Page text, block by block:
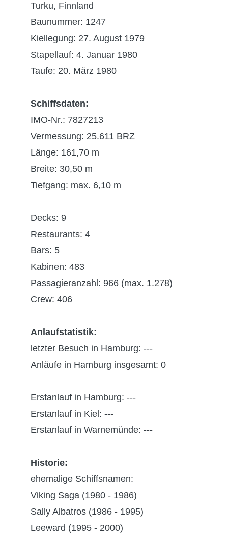
Turku, Finnland
Baunummer: 1247
Kiellegung: 27. August 1979
Stapellauf: 4. Januar 1980
Taufe: 20. März 1980
Schiffsdaten:
IMO-Nr.: 7827213
Vermessung: 25.611 BRZ
Länge: 161,70 m
Breite: 30,50 m
Tiefgang: max. 6,10 m
Decks: 9
Restaurants: 4
Bars: 5
Kabinen: 483
Passagieranzahl: 966 (max. 1.278)
Crew: 406
Anlaufstatistik:
letzter Besuch in Hamburg: ---
Anläufe in Hamburg insgesamt: 0
Erstanlauf in Hamburg: ---
Erstanlauf in Kiel: ---
Erstanlauf in Warnemünde: ---
Historie:
ehemalige Schiffsnamen:
Viking Saga (1980 - 1986)
Sally Albatros (1986 - 1995)
Leeward (1995 - 2000)